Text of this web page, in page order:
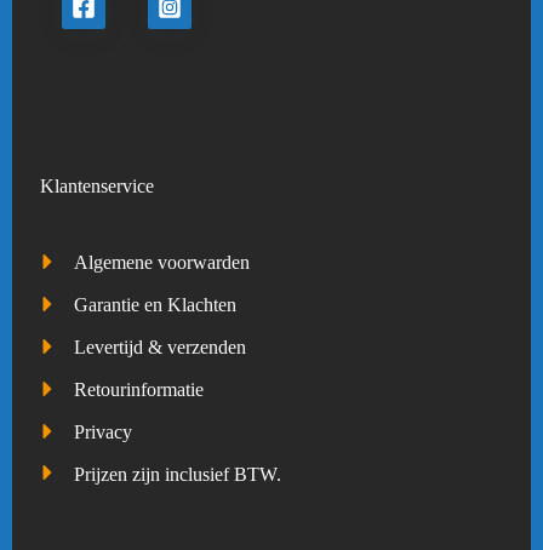
Klantenservice
Algemene voorwarden
Garantie en Klachten
Levertijd & verzenden
Retourinformatie
Privacy
Prijzen zijn inclusief BTW.